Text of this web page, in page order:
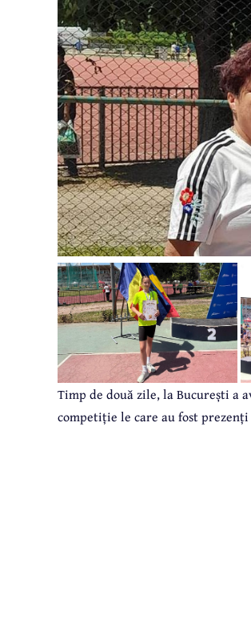
Timp de două zile, la București a
competiție le care au fost